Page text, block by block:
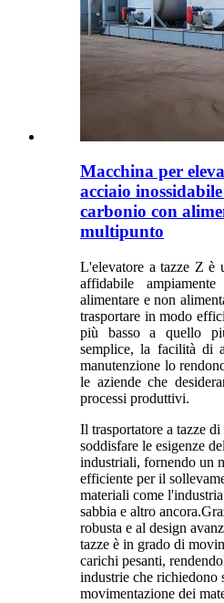
Macchina per
acciaio
carbonio con
multipunto
L'elevatore a tazze Z è
affidabile
alimentare e non
trasportare in modo
più basso a quello
semplice, la facilità di
manutenzione lo
le aziende che
processi produttivi.
Il trasportatore a tazze
soddisfare le esigenze
industriali, fornendo un
efficiente per il
materiali come
sabbia e altro
robusta e al design
tazze è in grado di
carichi pesanti,
industrie che
movimentazione dei